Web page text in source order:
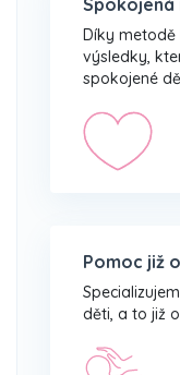
Díky
výsledky,
spokojené
Pomoc již
děti, a to již